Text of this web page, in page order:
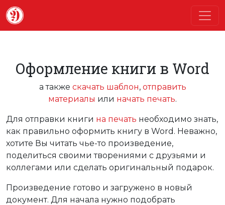
Оформление книги в Word
а также скачать шаблон, отправить
материалы или начать печать.
Для отправки книги на печать необходимо знать,
как правильно оформить книгу в Word. Неважно,
хотите Вы читать чье-то произведение,
поделиться своими творениями с друзьями и
коллегами или сделать оригинальный подарок.
Произведение готово и загружено в новый
документ. Для начала нужно подобрать